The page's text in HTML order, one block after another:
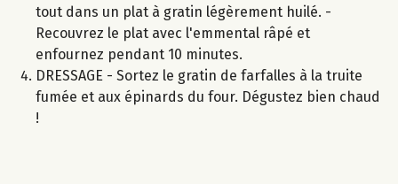
tout dans un plat à gratin légèrement huilé. -
Recouvrez le plat avec l'emmental râpé et
enfournez pendant 10 minutes.
DRESSAGE - Sortez le gratin de farfalles à la truite
fumée et aux épinards du four. Dégustez bien chaud
!